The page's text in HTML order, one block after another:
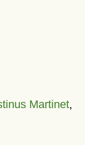
Martinet,